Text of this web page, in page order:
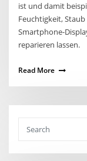
ist und damit
Feuchtigkeit,
Smartphone-
reparieren lassen.
Read More